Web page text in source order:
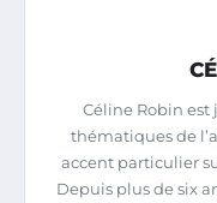
Céline Robin est
thématiques de
accent particulier
Depuis plus de six